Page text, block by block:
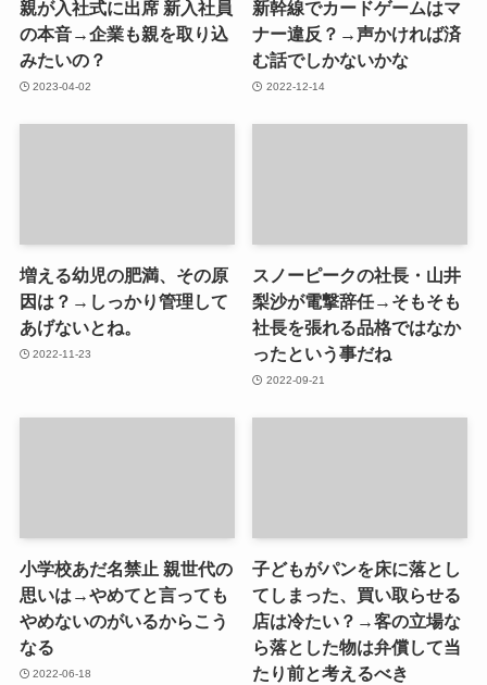
親が入社式に出席 新入社員
の本音→企業も親を取り込
みたいの？
2023-04-02
新幹線でカードゲームはマ
ナー違反？→声かければ済
む話でしかないかな
2022-12-14
増える幼児の肥満、その原
因は？→しっかり管理して
あげないとね。
2022-11-23
スノーピークの社長・山井
梨沙が電撃辞任→そもそも
社長を張れる品格ではなか
ったという事だね
2022-09-21
小学校あだ名禁止 親世代の
思いは→やめてと言っても
やめないのがいるからこう
なる
2022-06-18
子どもがパンを床に落とし
てしまった、買い取らせる
店は冷たい？→客の立場な
ら落とした物は弁償して当
たり前と考えるべき